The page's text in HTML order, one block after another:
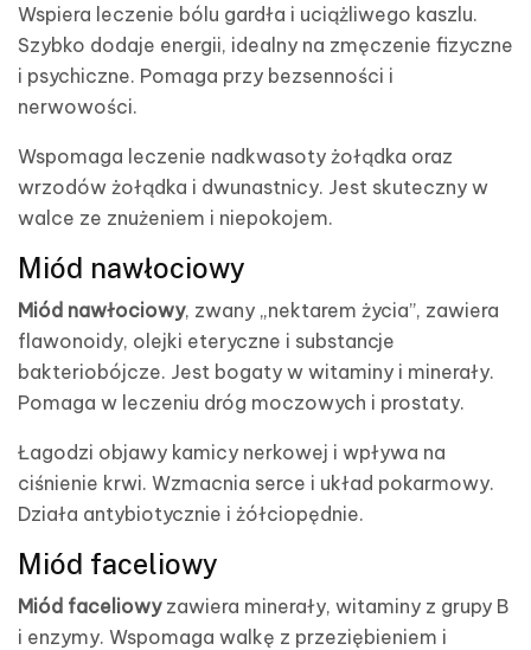
Wspiera leczenie bólu gardła i uciążliwego kaszlu.
Szybko dodaje energii, idealny na zmęczenie fizyczne
i psychiczne. Pomaga przy bezsenności i
nerwowości.
Wspomaga leczenie nadkwasoty żołądka oraz
wrzodów żołądka i dwunastnicy. Jest skuteczny w
walce ze znużeniem i niepokojem.
Miód nawłociowy
Miód nawłociowy, zwany „nektarem życia”, zawiera
flawonoidy, olejki eteryczne i substancje
bakteriobójcze. Jest bogaty w witaminy i minerały.
Pomaga w leczeniu dróg moczowych i prostaty.
Łagodzi objawy kamicy nerkowej i wpływa na
ciśnienie krwi. Wzmacnia serce i układ pokarmowy.
Działa antybiotycznie i żółciopędnie.
Miód faceliowy
Miód faceliowyzawiera minerały, witaminy z grupy B
i enzymy. Wspomaga walkę z przeziębieniem i